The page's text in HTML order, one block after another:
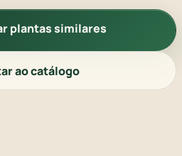
plantas similares
ao catálogo